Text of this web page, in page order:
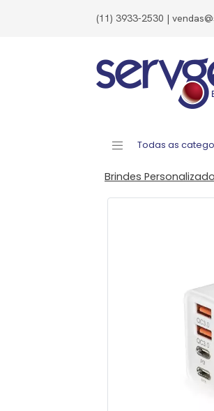
(11) 3933-2530 |
Todas as
Brindes